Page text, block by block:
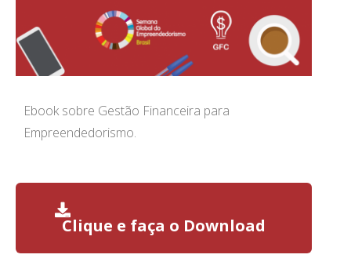
Ebook sobre Gestão Financeira para
Empreendedorismo.
Clique e faça o Download